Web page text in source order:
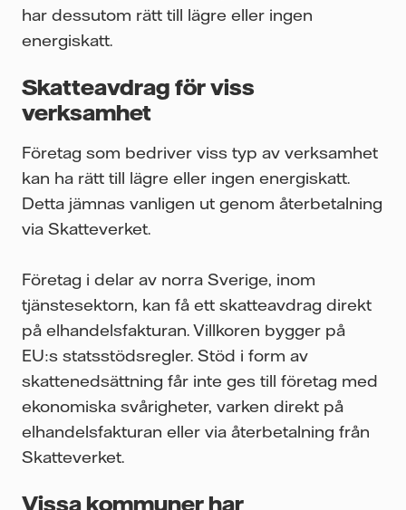
har dessutom rätt till lägre eller ingen
energiskatt.
Skatteavdrag för viss
verksamhet
Företag som bedriver viss typ av verksamhet
kan ha rätt till lägre eller ingen energiskatt.
Detta jämnas vanligen ut genom återbetalning
via Skatteverket.
Företag i delar av norra Sverige, inom
tjänstesektorn, kan få ett skatteavdrag direkt
på elhandelsfakturan. Villkoren bygger på
EU:s statsstödsregler. Stöd i form av
skattenedsättning får inte ges till företag med
ekonomiska svårigheter, varken direkt på
elhandelsfakturan eller via återbetalning från
Skatteverket.
Vissa kommuner har